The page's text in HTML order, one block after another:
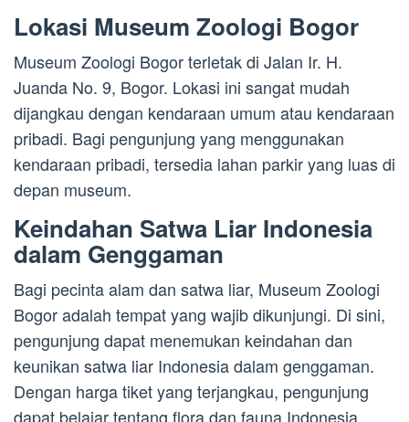
Lokasi Museum Zoologi Bogor
Museum Zoologi Bogor terletak di Jalan Ir. H.
Juanda No. 9, Bogor. Lokasi ini sangat mudah
dijangkau dengan kendaraan umum atau kendaraan
pribadi. Bagi pengunjung yang menggunakan
kendaraan pribadi, tersedia lahan parkir yang luas di
depan museum.
Keindahan Satwa Liar Indonesia
dalam Genggaman
Bagi pecinta alam dan satwa liar, Museum Zoologi
Bogor adalah tempat yang wajib dikunjungi. Di sini,
pengunjung dapat menemukan keindahan dan
keunikan satwa liar Indonesia dalam genggaman.
Dengan harga tiket yang terjangkau, pengunjung
dapat belajar tentang flora dan fauna Indonesia